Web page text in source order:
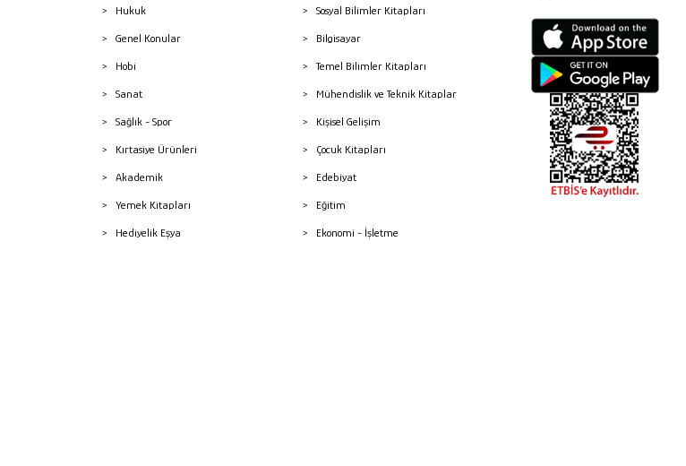
Hukuk
Genel Konular
Hobi
Sanat
Sağlık - Spor
Kırtasiye Ürünleri
Akademik
Yemek Kitapları
Hediyelik Eşya
Sosyal Bilimler Kitapları
Bilgisayar
Temel Bilimler Kitapları
Mühendislik ve Teknik Kitaplar
Kişisel Gelişim
Çocuk Kitapları
Edebiyat
Eğitim
Ekonomi - İşletme